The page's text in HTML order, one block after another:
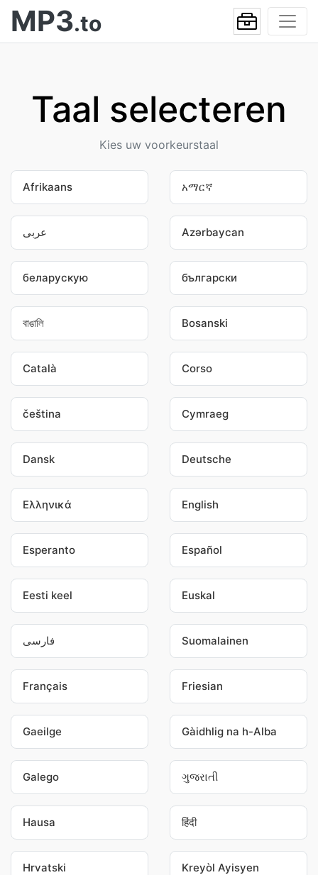
MP3.to
Taal selecteren
Kies uw voorkeurstaal
Afrikaans አማርኛ
عربى Azərbaycan
беларускую български
বাঙালি Bosanski
Català Corso
čeština Cymraeg
Dansk Deutsche
Ελληνικά English
Esperanto Español
Eesti keel Euskal
فارسی Suomalainen
Français Friesian
Gaeilge Gàidhlig na h-Alba
Galego ગુજરાતી
Hausa हिंदी
Hrvatski Kreyòl Ayisyen